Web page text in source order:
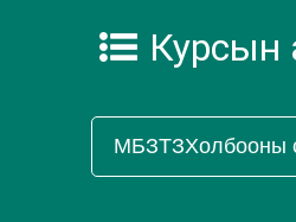
Курсын
МБЗТЗХолбооны